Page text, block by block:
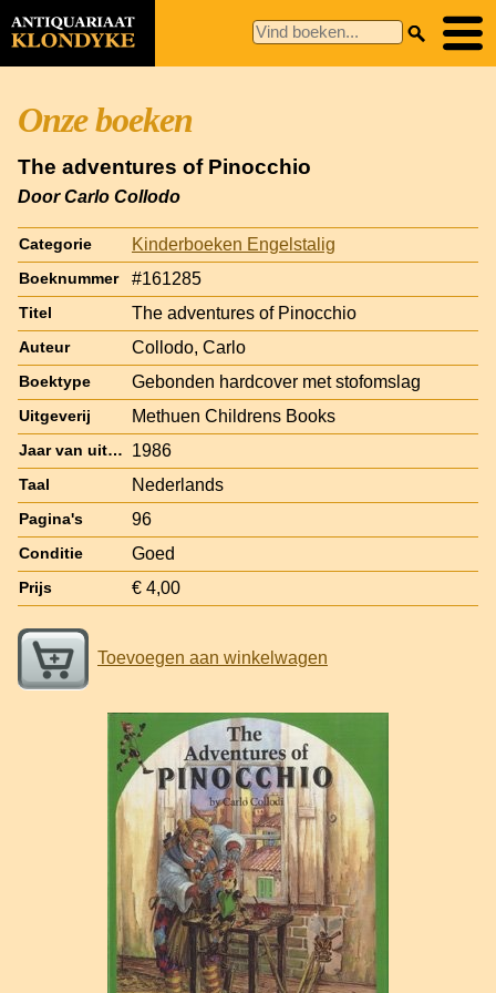
Onze boeken
The adventures of Pinocchio
Door Carlo Collodo
Categorie Kinderboeken Engelstalig
Boeknummer #161285
Titel The adventures of Pinocchio
Auteur Collodo, Carlo
Boektype Gebonden hardcover met stofomslag
Uitgeverij Methuen Childrens Books
Jaar van uitgave 1986
Taal Nederlands
Pagina's 96
Conditie Goed
Prijs € 4,00
Toevoegen aan winkelwagen